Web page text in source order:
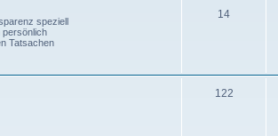
speziell
persönlich
Tatsachen
14
122